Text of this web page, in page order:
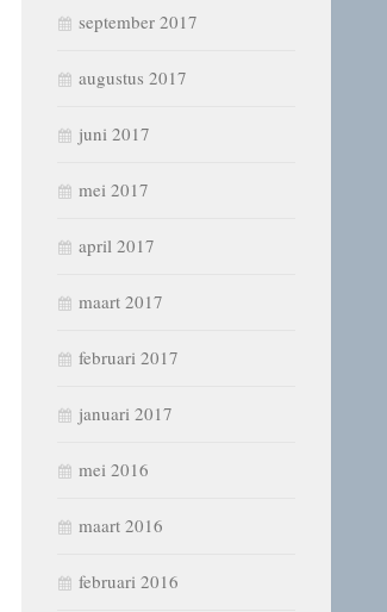
september 2017
augustus 2017
juni 2017
mei 2017
april 2017
maart 2017
februari 2017
januari 2017
mei 2016
maart 2016
februari 2016